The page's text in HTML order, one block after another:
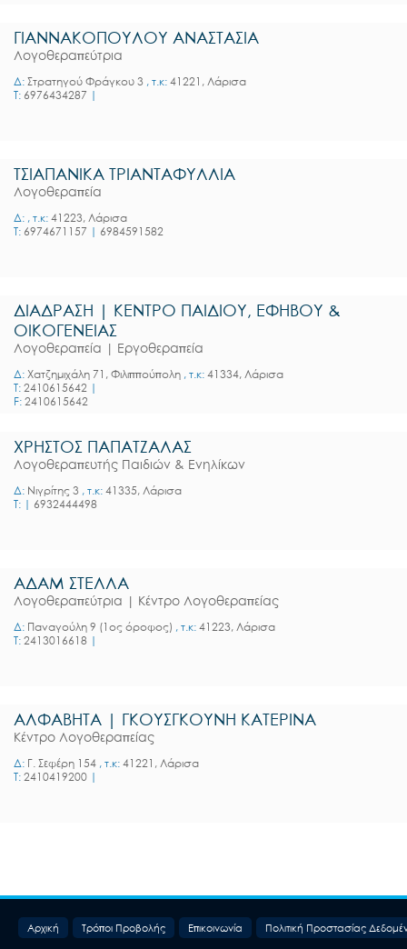
ΓΙΑΝΝΑΚΟΠΟΥΛΟΥ ΑΝΑΣΤΑΣΙΑ
Λογοθεραπεύτρια
Δ: Στρατηγού Φράγκου 3 , τ.κ: 41221, Λάρισα
T: 6976434287 |
ΤΣΙΑΠΑΝΙΚΑ ΤΡΙΑΝΤΑΦΥΛΛΙΑ
Λογοθεραπεία
Δ: , τ.κ: 41223, Λάρισα
T: 6974671157 | 6984591582
ΔΙΑΔΡΑΣΗ | ΚΕΝΤΡΟ ΠΑΙΔΙΟΥ, ΕΦΗΒΟΥ &
ΟΙΚΟΓΕΝΕΙΑΣ
Λογοθεραπεία | Εργοθεραπεία
Δ: Χατζημιχάλη 71, Φιλιππούπολη , τ.κ: 41334, Λάρισα
T: 2410615642 |
F: 2410615642
ΧΡΗΣΤΟΣ ΠΑΠΑΤΖΑΛΑΣ
Λογοθεραπευτής Παιδιών & Ενηλίκων
Δ: Νιγρίτης 3 , τ.κ: 41335, Λάρισα
T: | 6932444498
ΑΔΑΜ ΣΤΕΛΛΑ
Λογοθεραπεύτρια | Κέντρο Λογοθεραπείας
Δ: Παναγούλη 9 (1ος όροφος) , τ.κ: 41223, Λάρισα
T: 2413016618 |
ΑΛΦΑΒΗΤΑ | ΓΚΟΥΣΓΚΟΥΝΗ ΚΑΤΕΡΙΝΑ
Κέντρο Λογοθεραπείας
Δ: Γ. Σεφέρη 154 , τ.κ: 41221, Λάρισα
T: 2410419200 |
Aρχική Τρόποι Προβολής Επικοινωνία Πολιτική Προστασίας